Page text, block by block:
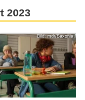
2023
Bild: mdr/Saxonia